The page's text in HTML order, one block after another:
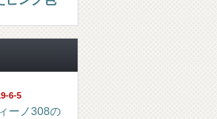
6-5
ーノ308の